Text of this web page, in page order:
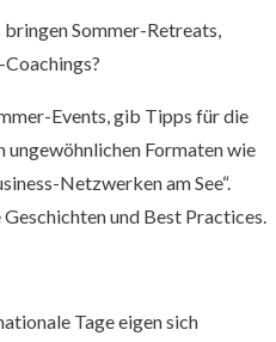
Sommer-Retreats,
Events, gib Tipps für die
Formaten wie
Netzwerken am See“.
und Best Practices.
Tage eigen sich